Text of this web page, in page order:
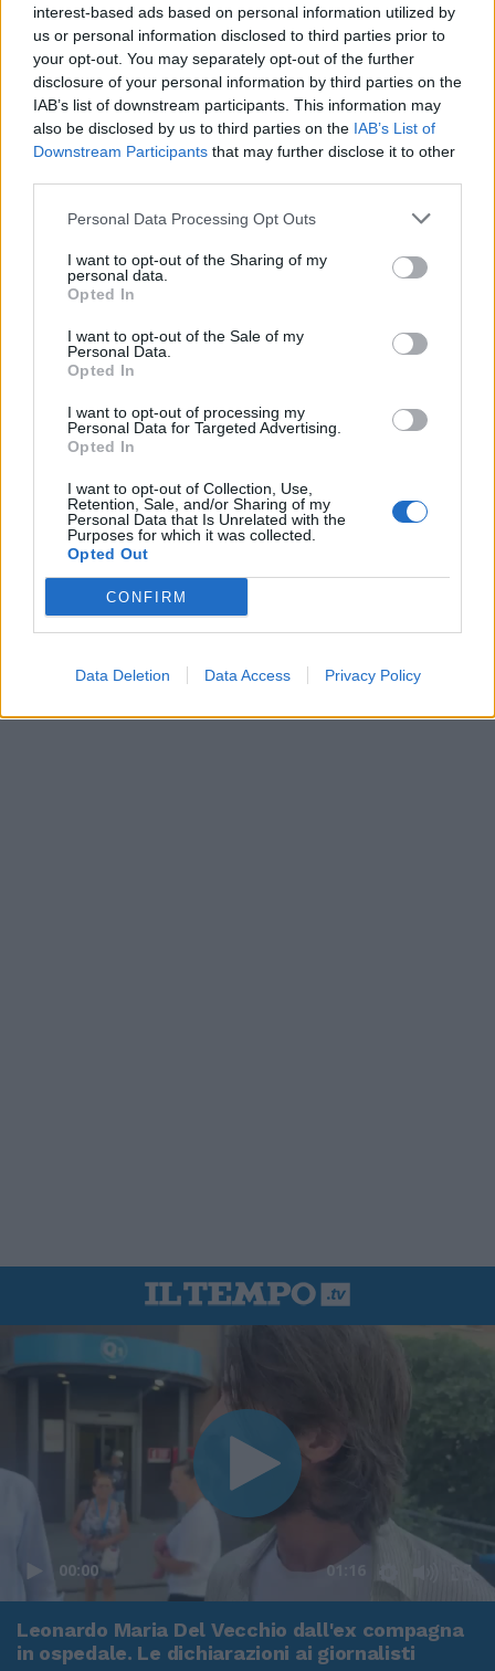
interest-based ads based on personal information utilized by
us or personal information disclosed to third parties prior to
your opt-out. You may separately opt-out of the further
disclosure of your personal information by third parties on the
IAB’s list of downstream participants. This information may
also be disclosed by us to third parties on the IAB’s List of
Downstream Participants that may further disclose it to other
Personal Data Processing Opt Outs
I want to opt-out of the Sharing of my
personal data.
Opted In
I want to opt-out of the Sale of my
Personal Data.
Opted In
I want to opt-out of processing my
Personal Data for Targeted Advertising.
Opted In
I want to opt-out of Collection, Use,
Retention, Sale, and/or Sharing of my
Personal Data that Is Unrelated with the
Purposes for which it was collected.
Opted Out
CONFIRM
Data Deletion Data Access Privacy Policy
In evidenza
00:00 01:16
Leonardo Maria Del Vecchio dall'ex compagna
in ospedale. Le dichiarazioni ai giornalisti